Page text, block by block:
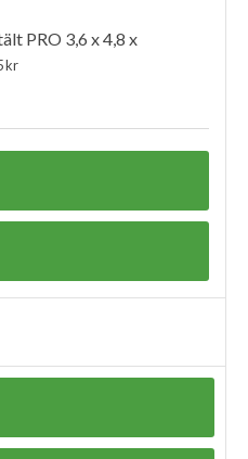
PRO 3,6 x 4,8 x
kr